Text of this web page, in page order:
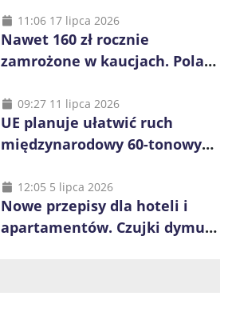
11:06 17 lipca 2026
Nawet 160 zł rocznie
zamrożone w kaucjach. Polacy
vouchery
09:27 11 lipca 2026
UE planuje ułatwić ruch
międzynarodowy 60-tonowych
konkurencji
12:05 5 lipca 2026
Nowe przepisy dla hoteli i
apartamentów. Czujki dymu